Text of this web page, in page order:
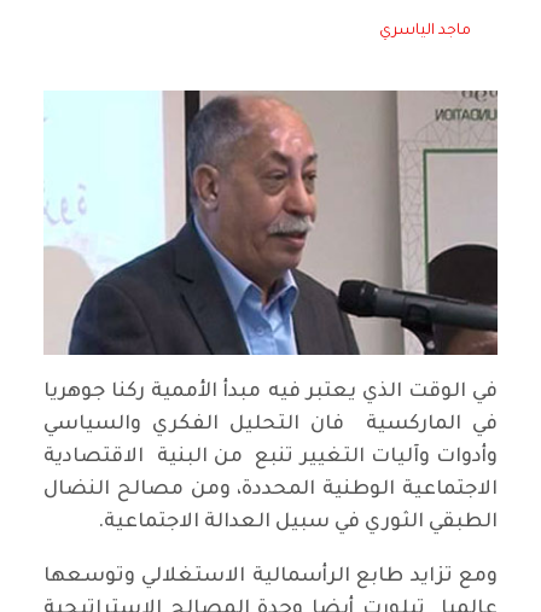
ماجد الياسري
في الوقت الذي يعتبر فيه مبدأ الأممية ركنا جوهريا
في الماركسية فان التحليل الفكري والسياسي
وأدوات وآليات التغيير تنبع من البنية الاقتصادية
الاجتماعية الوطنية المحددة، ومن مصالح النضال
الطبقي الثوري في سبيل العدالة الاجتماعية.
ومع تزايد طابع الرأسمالية الاستغلالي وتوسعها